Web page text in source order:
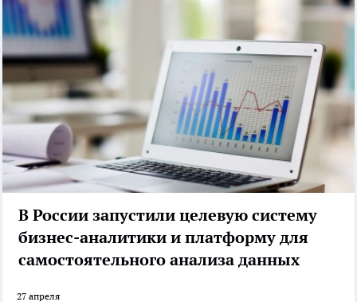
В России запустили целевую систему
бизнес-аналитики и платформу для
самостоятельного анализа данных
27 апреля